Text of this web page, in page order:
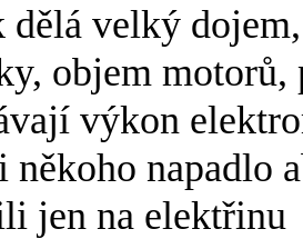
dělá velký
objem motorů,
výkon
někoho napadlo
jen na elektřinu